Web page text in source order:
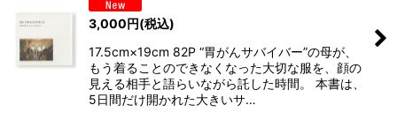
3,000円(税込)
17.5cm×19cm 82P “胃がんサバイバー”の母が、
もう着ることのできなくなった大切な服を、顔の
見える相手と語らいながら託した時間。 本書は、
5日間だけ開かれた大きいサ…